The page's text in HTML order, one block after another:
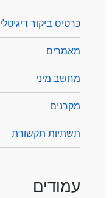
כרטיס ביקור דיגיטלי
מאמרים
מחשב מיני
מקרנים
תשתיות תקשורת
עמודים